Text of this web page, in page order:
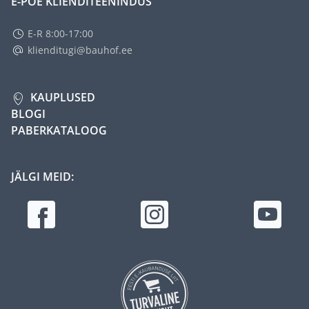
E-R 8:00-17:00
klienditugi@bauhof.ee
KAUPLUSED
BLOGI
PABERKATALOOG
JÄLGI MEID: